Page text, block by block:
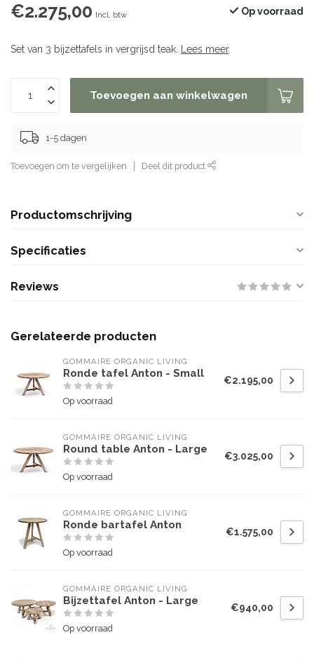
€2.275,00 Incl. btw Op voorraad
Set van 3 bijzettafels in vergrijsd teak. Lees meer.
Toevoegen aan winkelwagen
1-5 dagen
Toevoegen om te vergelijken Deel dit product
Productomschrijving
Specificaties
Reviews
Gerelateerde producten
GOMMAIRE ORGANIC LIVING
Ronde tafel Anton - Small
Op voorraad
€2.195,00
GOMMAIRE ORGANIC LIVING
Round table Anton - Large
Op voorraad
€3.025,00
GOMMAIRE ORGANIC LIVING
Ronde bartafel Anton
Op voorraad
€1.575,00
GOMMAIRE ORGANIC LIVING
Bijzettafel Anton - Large
Op voorraad
€940,00